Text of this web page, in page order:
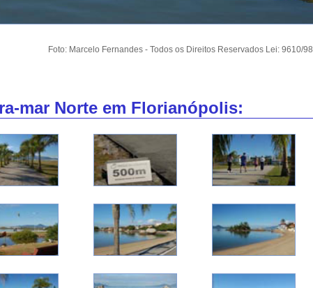
Foto: Marcelo Fernandes - Todos os Direitos Reservados Lei: 9610/98.
mar Norte em Florianópolis: